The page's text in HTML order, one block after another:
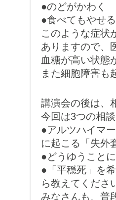
●のどがかわ
●食べてもやせ
このような症状
ありますので、
血糖が高い状態
また細胞障害も
講演会の後は、
今回は3つの相
●アルツハイマ
に起こる「失外
●どうゆうこと
●「平穏死」を
ら教えてくださ
みなさんも、普